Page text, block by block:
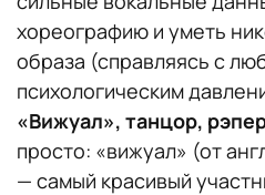
хореографию и уметь
образа (справляясь с
психологическим
«Вижуал», танцор,
просто: «вижуал» (от
— самый красивый